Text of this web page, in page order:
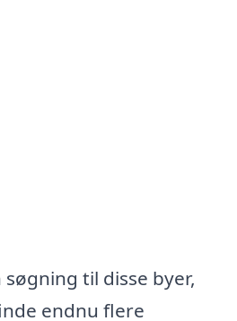
til disse byer,
endnu flere